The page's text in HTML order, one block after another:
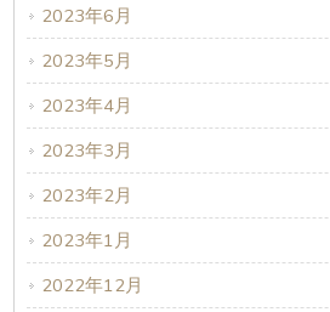
2023年6月
2023年5月
2023年4月
2023年3月
2023年2月
2023年1月
2022年12月